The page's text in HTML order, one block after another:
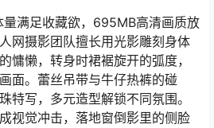
满足收藏欲，695MB高清画质放
网摄影团队擅长用光影雕刻身体
慵懒，转身时裙裾旋开的弧度，
面。蕾丝吊带与牛仔热裤的碰
特写，多元造型解锁不同氛围。
视觉冲击，落地窗倒影里的侧脸